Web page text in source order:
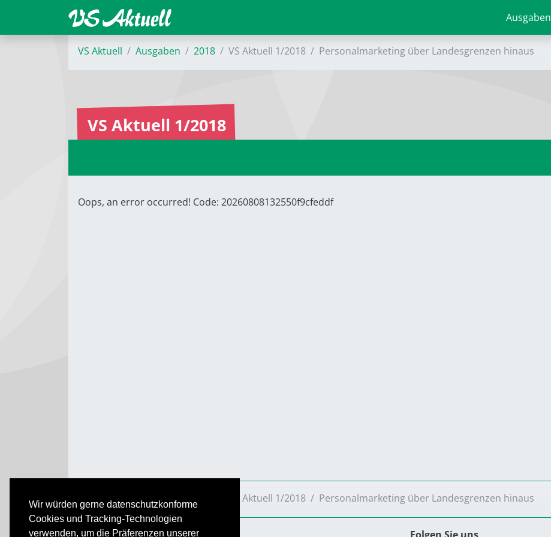
Wir würden gerne datenschutzkonforme
Cookies und Tracking-Technologien
verwenden, um die Präferenzen unserer
Ausgaben
VS Aktuell Ausgaben 2018 VS Aktuell 1/2018 Personalmarketing über Landesgrenzen hinaus
VS Aktuell 1/2018
Oops, an error occurred! Code: 20260808132550f9cfeddf
VS Aktuell Ausgaben VS Aktuell 1/2018 Personalmarketing über Landesgrenzen hinaus